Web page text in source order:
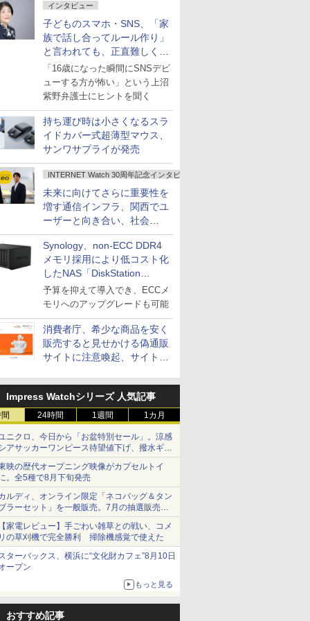
インタビュー
子どものスマホ・SNS、「家
族で話し合ってルール作り」
と言われても、正直難しくな
いですか？
「16歳になった瞬間にSNSデビ
ューする方が怖い」という上沼
紫野弁護士にヒントを聞く
持ち運び時は小さくなるスラ
イドカバー式超薄型マウス、
サンワサプライが発売
INTERNET Watch 30周年記念インタビュー
未来に向けてさらに重要性を
増す通信インフラ、関西でユ
ーザーと向き合い、社会
の“あたらしい”を起動し続け
る～オプテージ
Synology、non-ECC DDR4
メモリ採用により低コスト化
したNAS「DiskStation
neo+」シリーズ
予算を抑えて導入でき、ECCメ
モリへのアップグレードも可能
消費者庁、希少な商品を安く
販売すると見せかける偽通販
サイトに注意喚起、サイト名
Impress Watchシリーズ 人気記事
24時間 1週間 1カ月
ニクロ、今日から「お盆特別セール」。涼感
アサッカーワンピース待望値下げ、撥水ギア
ョーツは1990円に
映の歴代オープニング映像がカプセルトイ
。全5種で8月下旬発売
ルディ、オンライン限定「ネコバッグ＆タン
ラーセット」を一般販売。7月の抽選販売の
選無効分
家電レビュー】手ごわい雑草との戦い、コメ
の草刈機で完全勝利 掃除機感覚で使えた
ターバックス、横浜に“文化財カフェ”8月10日
ープン
もっと見る
おすすめ記事